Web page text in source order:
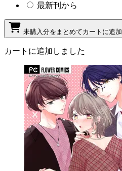
最新刊から
未購入分をまとめてカートに追加
カートに追加しました